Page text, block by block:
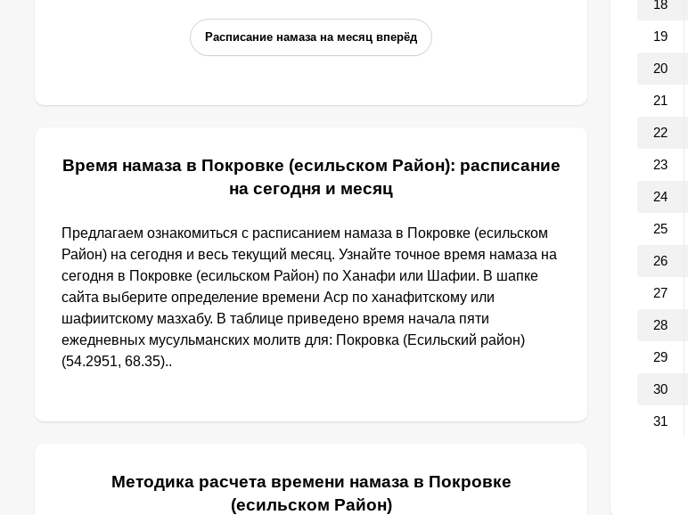
Расписание намаза на месяц вперёд
Время намаза в Покровке (есильском Район): расписание
на сегодня и месяц
Предлагаем ознакомиться с расписанием намаза в Покровке (есильском
Район) на сегодня и весь текущий месяц. Узнайте точное время намаза на
сегодня в Покровке (есильском Район) по Ханафи или Шафии. В шапке
сайта выберите определение времени Аср по ханафитскому или
шафиитскому мазхабу. В таблице приведено время начала пяти
ежедневных мусульманских молитв для: Покровка (Есильский район)
(54.2951, 68.35)..
Методика расчета времени намаза в Покровке
(есильском Район)
18
19
20
21
22
23
24
25
26
27
28
29
30
31